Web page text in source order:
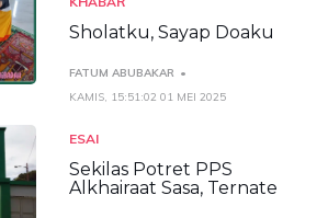
Sholatku, Sayap Doaku
FATUM ABUBAKAR
KAMIS, 15:51:02 01 MEI 2025
ESAI
Sekilas Potret PPS
Alkhairaat Sasa, Ternate